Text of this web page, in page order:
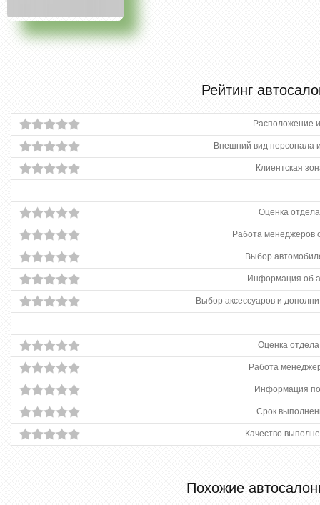
Рейтинг
Расположение
Внешний вид персонала
Клиентская
Оценка
Работа менеджеров
Выбор
Информация об
Выбор аксессуаров и
Оценка
Работа
Информация
Срок
Качество
Похожие